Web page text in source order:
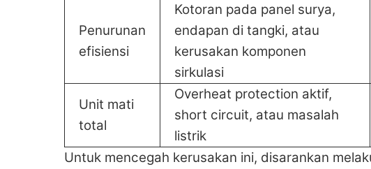
Penurunan
efisiensi
Kotoran pada panel surya,
endapan di tangki, atau
kerusakan komponen
sirkulasi
Unit mati
total
Overheat protection aktif,
short circuit, atau masalah
listrik
Untuk mencegah kerusakan ini, disarankan